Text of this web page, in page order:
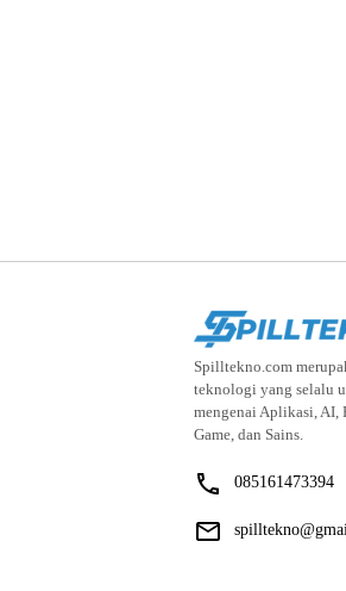
Spilltekno.com
teknologi yang selalu
mengenai Aplikasi, AI,
Game, dan Sains.
085161473394